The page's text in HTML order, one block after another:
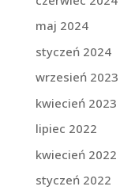
maj 2024
styczeń 2024
wrzesień 2023
kwiecień 2023
lipiec 2022
kwiecień 2022
styczeń 2022